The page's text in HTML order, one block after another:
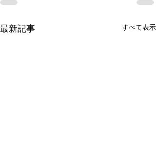
最新記事 すべて表示